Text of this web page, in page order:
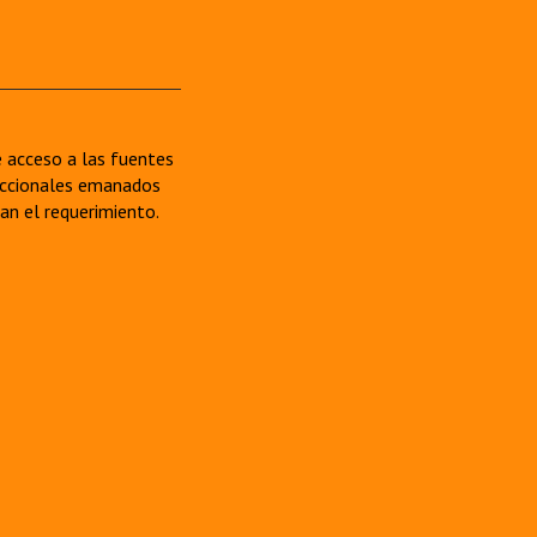
acceso a las fuentes
emanados
el requerimiento.